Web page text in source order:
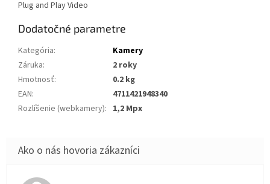
Plug and Play Video
Dodatočné parametre
Kategória:
Kamery
Záruka:
2 roky
Hmotnosť:
0.2 kg
EAN:
4711421948340
Rozlíšenie (webkamery): 1,2 Mpx